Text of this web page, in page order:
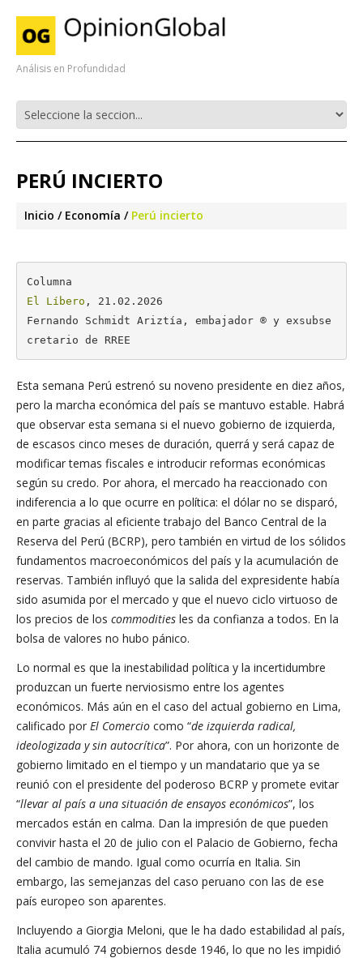
Análisis en Profundidad
PERÚ INCIERTO
Inicio Economía Perú incierto
El Líbero , 21.02.2026
Fernando Schmidt Ariztía, embajador ® y exsubse
cretario de RREE
Esta semana Perú estrenó su noveno presidente en diez años,
pero la marcha económica del país se mantuvo estable. Habrá
que observar esta semana si el nuevo gobierno de izquierda,
de escasos cinco meses de duración, querrá y será capaz de
modificar temas fiscales e introducir reformas económicas
según su credo. Por ahora, el mercado ha reaccionado con
indiferencia a lo que ocurre en política: el dólar no se disparó,
en parte gracias al eficiente trabajo del Banco Central de la
Reserva del Perú (BCRP), pero también en virtud de los sólidos
fundamentos macroeconómicos del país y la acumulación de
reservas. También influyó que la salida del expresidente había
sido asumida por el mercado y que el nuevo ciclo virtuoso de
los precios de los commodities les da confianza a todos. En la
bolsa de valores no hubo pánico.
Lo normal es que la inestabilidad política y la incertidumbre
produzcan un fuerte nerviosismo entre los agentes
económicos. Más aún en el caso del actual gobierno en Lima,
calificado por El Comercio como “de izquierda radical,
ideologizada y sin autocrítica”. Por ahora, con un horizonte de
gobierno limitado en el tiempo y un mandatario que ya se
reunió con el presidente del poderoso BCRP y promete evitar
“llevar al país a una situación de ensayos económicos”, los
mercados están en calma. Dan la impresión de que pueden
convivir hasta el 20 de julio con el Palacio de Gobierno, fecha
del cambio de mando. Igual como ocurría en Italia. Sin
embargo, las semejanzas del caso peruano con las de ese
país europeo son aparentes.
Incluyendo a Giorgia Meloni, que le ha dado estabilidad al país,
Italia acumuló 74 gobiernos desde 1946, lo que no les impidió